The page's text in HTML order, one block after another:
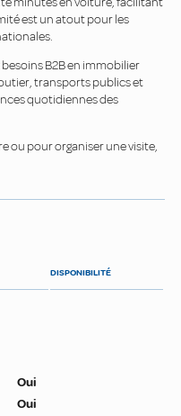
est un atout pour les
B2B en immobilier
transports publics et
quotidiennes des
ou pour organiser une visite,
DISPONIBILITÉ
Oui
Oui